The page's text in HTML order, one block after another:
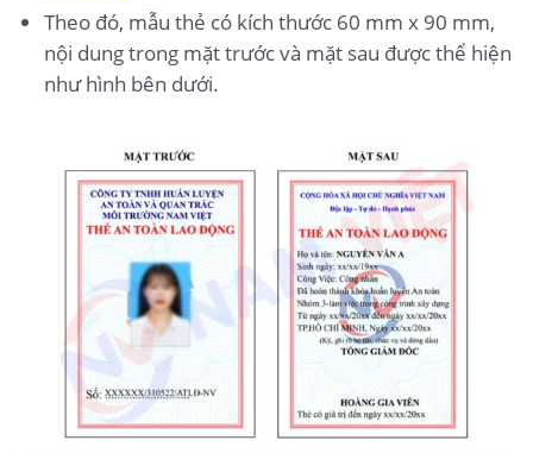
Theo đó, mẫu thẻ có kích thước 60 mm x 90 mm,
nội dung trong mặt trước và mặt sau được thể hiện
như hình bên dưới.